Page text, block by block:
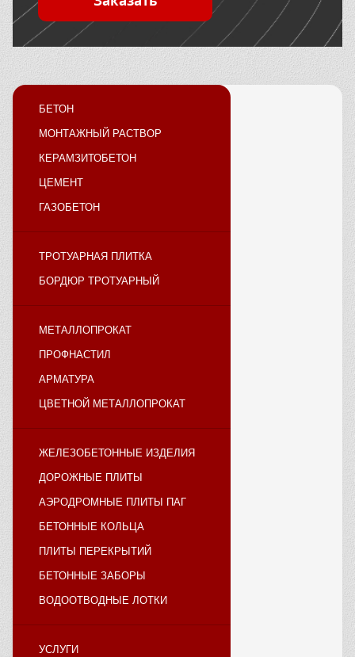
БЕТОН
МОНТАЖНЫЙ РАСТВОР
КЕРАМЗИТОБЕТОН
ЦЕМЕНТ
ГАЗОБЕТОН
ТРОТУАРНАЯ ПЛИТКА
БОРДЮР ТРОТУАРНЫЙ
МЕТАЛЛОПРОКАТ
ПРОФНАСТИЛ
АРМАТУРА
ЦВЕТНОЙ МЕТАЛЛОПРОКАТ
ЖЕЛЕЗОБЕТОННЫЕ ИЗДЕЛИЯ
ДОРОЖНЫЕ ПЛИТЫ
АЭРОДРОМНЫЕ ПЛИТЫ ПАГ
БЕТОННЫЕ КОЛЬЦА
ПЛИТЫ ПЕРЕКРЫТИЙ
БЕТОННЫЕ ЗАБОРЫ
ВОДООТВОДНЫЕ ЛОТКИ
УСЛУГИ